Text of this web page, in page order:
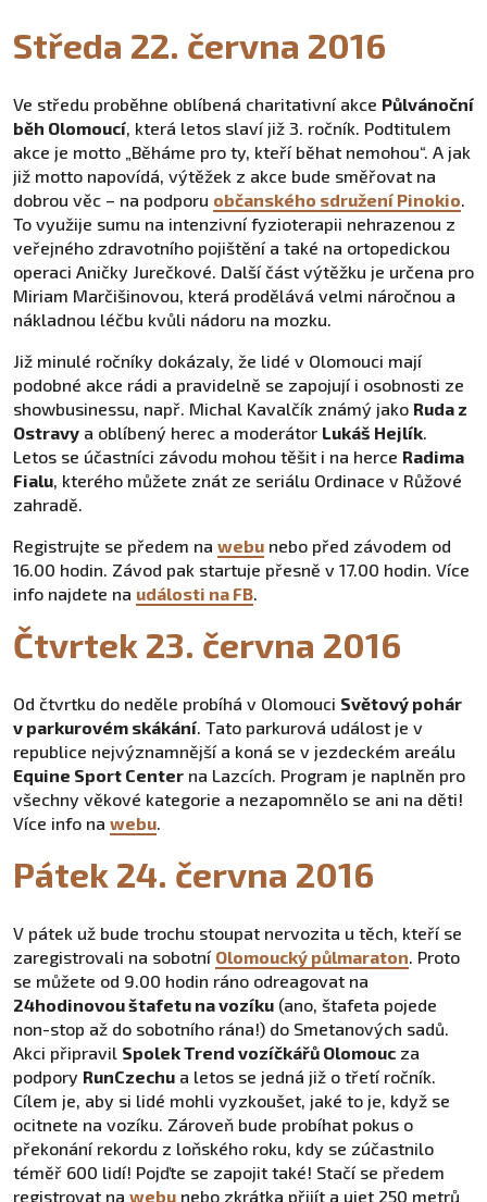
Středa 22. června 2016
Ve středu proběhne oblíbená charitativní akce Půlvánoční
běh Olomoucí, která letos slaví již 3. ročník. Podtitulem
akce je motto „Běháme pro ty, kteří běhat nemohou“. A jak
již motto napovídá, výtěžek z akce bude směřovat na
dobrou věc – na podporu občanského sdružení Pinokio.
To využije sumu na intenzivní fyzioterapii nehrazenou z
veřejného zdravotního pojištění a také na ortopedickou
operaci Aničky Jurečkové. Další část výtěžku je určena pro
Miriam Marčišinovou, která prodělává velmi náročnou a
nákladnou léčbu kvůli nádoru na mozku.
Již minulé ročníky dokázaly, že lidé v Olomouci mají
podobné akce rádi a pravidelně se zapojují i osobnosti ze
showbusinessu, např. Michal Kavalčík známý jako Ruda z
Ostravy a oblíbený herec a moderátor Lukáš Hejlík.
Letos se účastníci závodu mohou těšit i na herce Radima
Fialu, kterého můžete znát ze seriálu Ordinace v Růžové
zahradě.
Registrujte se předem na webu nebo před závodem od
16.00 hodin. Závod pak startuje přesně v 17.00 hodin. Více
info najdete na události na FB.
Čtvrtek 23. června 2016
Od čtvrtku do neděle probíhá v Olomouci Světový pohár
v parkurovém skákání. Tato parkurová událost je v
republice nejvýznamnější a koná se v jezdeckém areálu
Equine Sport Center na Lazcích. Program je naplněn pro
všechny věkové kategorie a nezapomnělo se ani na děti!
Více info na webu.
Pátek 24. června 2016
V pátek už bude trochu stoupat nervozita u těch, kteří se
zaregistrovali na sobotní Olomoucký půlmaraton. Proto
se můžete od 9.00 hodin ráno odreagovat na
24hodinovou štafetu na vozíku (ano, štafeta pojede
non-stop až do sobotního rána!) do Smetanových sadů.
Akci připravil Spolek Trend vozíčkářů Olomouc za
podpory RunCzechu a letos se jedná již o třetí ročník.
Cílem je, aby si lidé mohli vyzkoušet, jaké to je, když se
ocitnete na vozíku. Zároveň bude probíhat pokus o
překonání rekordu z loňského roku, kdy se zúčastnilo
téměř 600 lidí! Pojďte se zapojit také! Stačí se předem
registrovat na webu nebo zkrátka přijít a ujet 250 metrů